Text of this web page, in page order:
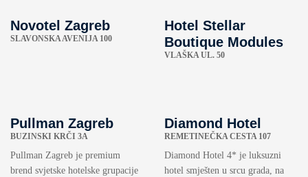
Novotel Zagreb
SLAVONSKA AVENIJA 100
Hotel Stellar
Boutique Modules
VLAŠKA UL. 50
Pullman Zagreb
BUZINSKI KRČI 3A
Pullman Zagreb je premium
brend svjetske hotelske grupacije
Diamond Hotel
REMETINEČKA CESTA 107
Diamond Hotel 4* je luksuzni
hotel smješten u srcu grada, na